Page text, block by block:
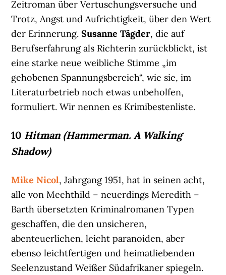
Zeitroman über Vertuschungsversuche und
Trotz, Angst und Aufrichtigkeit, über den Wert
der Erinnerung.Susanne Tägder, die auf
Berufserfahrung als Richterin zurückblickt, ist
eine starke neue weibliche Stimme „im
gehobenen Spannungsbereich“, wie sie, im
Literaturbetrieb noch etwas unbeholfen,
formuliert. Wir nennen es Krimibestenliste.
10 Hitman (Hammerman. A Walking
Shadow)
Mike Nicol, Jahrgang 1951, hat in seinen acht,
alle von Mechthild – neuerdings Meredith –
Barth übersetzten Kriminalromanen Typen
geschaffen, die den unsicheren,
abenteuerlichen, leicht paranoiden, aber
ebenso leichtfertigen und heimatliebenden
Seelenzustand Weißer Südafrikaner spiegeln.